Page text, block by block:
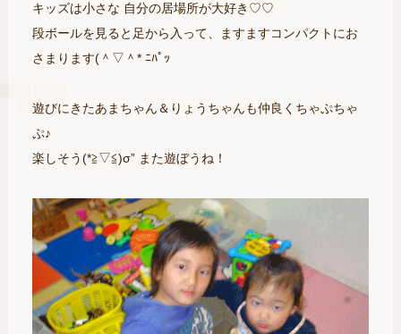
キッズは小さな 自分の居場所が大好き♡♡
段ボールを見ると足から入って、ますますコンパクトにお
さまります(＾▽＾* ﾆﾊﾟｯ
遊びにきたあまちゃん＆りょうちゃんも仲良くちゃぷちゃ
ぷ♪
楽しそう(*≧▽≦)σ” また遊ぼうね！